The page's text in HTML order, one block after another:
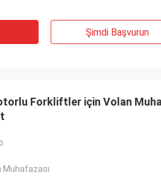
Şimdi Başvurun
Forkliftler için Volan
Muhafazası